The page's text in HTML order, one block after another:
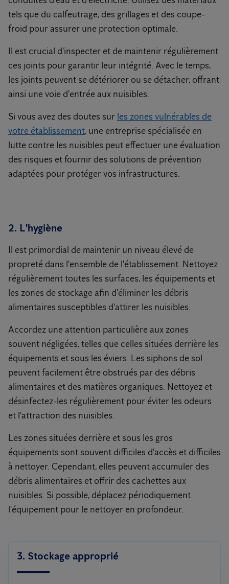
tels que du calfeutrage, des grillages et des coupe-
froid pour assurer une protection optimale.
Il est crucial d'inspecter et de maintenir régulièrement
ces joints pour garantir leur intégrité. Avec le temps,
les joints peuvent se détériorer ou se détacher, offrant
ainsi une voie d'entrée aux nuisibles.
Si vous avez des doutes sur les zones vulnérables de
votre établissement, une entreprise spécialisée en
lutte contre les nuisibles peut effectuer une évaluation
des risques et fournir des solutions de prévention
adaptées pour protéger vos infrastructures.
2. L'hygiène
Il est primordial de maintenir un niveau élevé de
propreté dans l'ensemble de l'établissement. Nettoyez
régulièrement toutes les surfaces, les équipements et
les zones de stockage afin d'éliminer les débris
alimentaires susceptibles d'attirer les nuisibles.
Accordez une attention particulière aux zones
souvent négligées, telles que celles situées derrière les
équipements et sous les éviers. Les siphons de sol
peuvent facilement être obstrués par des débris
alimentaires et des matières organiques. Nettoyez et
désinfectez-les régulièrement pour éviter les odeurs
et l'attraction des nuisibles.
Les zones situées derrière et sous les gros
équipements sont souvent difficiles d'accès et difficiles
à nettoyer. Cependant, elles peuvent accumuler des
débris alimentaires et offrir des cachettes aux
nuisibles. Si possible, déplacez périodiquement
l'équipement pour le nettoyer en profondeur.
3. Stockage approprié